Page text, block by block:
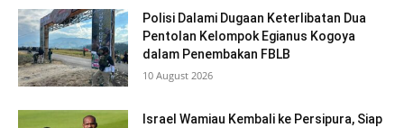
Polisi Dalami Dugaan Keterlibatan Dua
Pentolan Kelompok Egianus Kogoya
dalam Penembakan FBLB
10 August 2026
Israel Wamiau Kembali ke Persipura, Siap